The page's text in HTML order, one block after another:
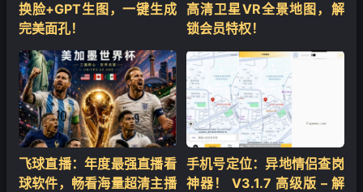
换脸+GPT生图，一键生成
完美面孔！
高清卫星VR全景地图，解
锁会员特权！
飞球直播：年度最强直播看
球软件，畅看海量超清主播
手机号定位：异地情侣查岗
神器！ V3.1.7 高级版 – 解